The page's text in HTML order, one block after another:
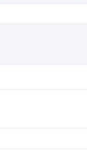
MH MOTORCYCLES